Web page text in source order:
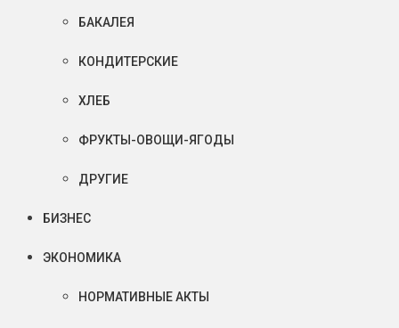
БАКАЛЕЯ
КОНДИТЕРСКИЕ
ХЛЕБ
ФРУКТЫ-ОВОЩИ-ЯГОДЫ
ДРУГИЕ
БИЗНЕС
ЭКОНОМИКА
НОРМАТИВНЫЕ АКТЫ